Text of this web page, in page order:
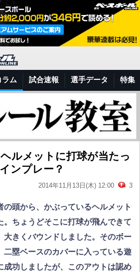
ラム 試合速報 選手データ 特集
ルメットに打球が当たっ
ンプレー？
2014年11月13日(木) 12:00 3
の頭から、かぶっているヘルメット
。ちょうどそこに打球が飛んできて
大きくバウンドしました。そのボー
二塁ベースのカバーに入っている遊
成功しましたが、このアウトは認め